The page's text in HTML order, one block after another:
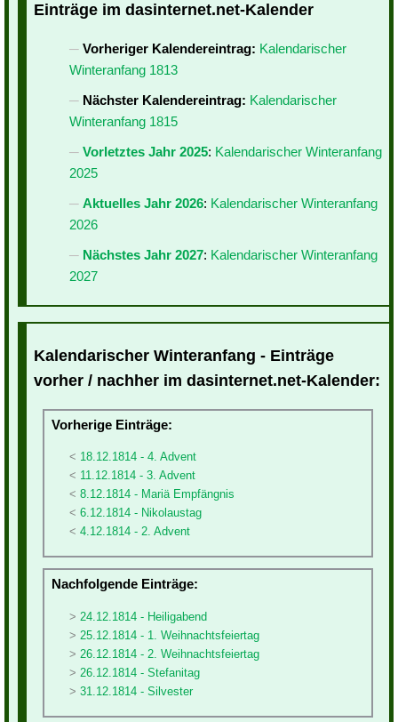
Einträge im dasinternet.net-Kalender
Vorheriger Kalendereintrag: Kalendarischer
Winteranfang 1813
Nächster Kalendereintrag: Kalendarischer
Winteranfang 1815
Vorletztes Jahr 2025: Kalendarischer Winteranfang
2025
Aktuelles Jahr 2026: Kalendarischer Winteranfang
2026
Nächstes Jahr 2027: Kalendarischer Winteranfang
2027
Kalendarischer Winteranfang - Einträge
vorher / nachher im dasinternet.net-Kalender:
Vorherige Einträge:
18.12.1814 - 4. Advent
11.12.1814 - 3. Advent
8.12.1814 - Mariä Empfängnis
6.12.1814 - Nikolaustag
4.12.1814 - 2. Advent
Nachfolgende Einträge:
24.12.1814 - Heiligabend
25.12.1814 - 1. Weihnachtsfeiertag
26.12.1814 - 2. Weihnachtsfeiertag
26.12.1814 - Stefanitag
31.12.1814 - Silvester